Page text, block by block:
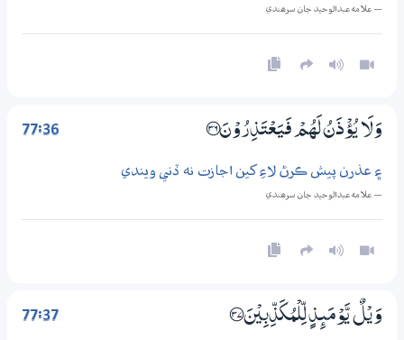
— علامه عبدالوحيد جان سرھندي
77:36 وَلَا يُؤْذَنُ لَهُمْ فَيَعْتَذِرُوْنَ ؀36
۽ عذرن پيش ڪرڻ لاءِ کين اجازت نه ڏني ويندي
— علامه عبدالوحيد جان سرھندي
77:37 وَيْلٌ يَّوْمَىِٕذٍ لِّلْمُكَذِّبِيْنَ ؀37